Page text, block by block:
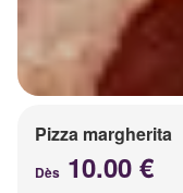
Pizza margherita
Dès 10.00 €